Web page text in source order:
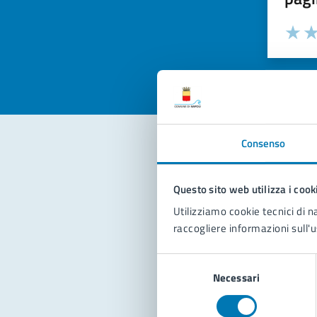
Consenso
Questo sito web utilizza i
Utilizziamo cookie tecnici di
raccogliere informazioni
Necessari
Valuta